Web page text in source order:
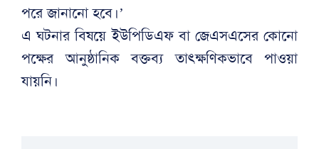
পরে জানানো হবে।’
এ ঘটনার বিষয়ে ইউপিডিএফ বা জেএসএসের কোনো
পক্ষের আনুষ্ঠানিক বক্তব্য তাৎক্ষণিকভাবে পাওয়া
যায়নি।